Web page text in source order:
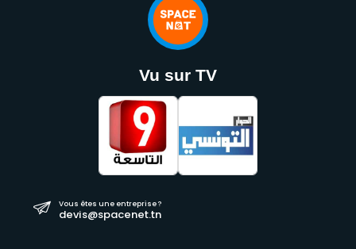
Vu sur TV
Vous êtes une entreprise ?
devis@spacenet.tn